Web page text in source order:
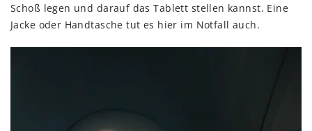
Schoß legen und darauf das Tablett stellen kannst. Eine
Jacke oder Handtasche tut es hier im Notfall auch.